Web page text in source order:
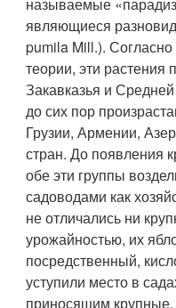
являющиеся
pumila Mill.).
теории, эти
Закавказья и
до сих пор
Грузии, Армении,
стран. До появления
обе эти группы
садоводами как
не отличались ни
урожайностью, их
посредственный,
уступили место в
приносящим